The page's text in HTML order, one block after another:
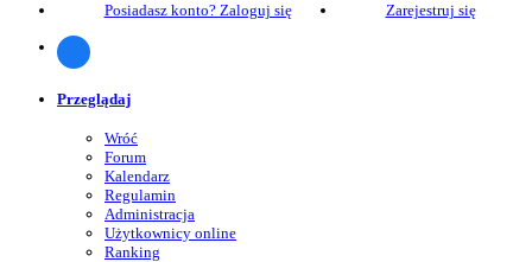
Posiadasz konto? Zaloguj się
Zarejestruj się
Przeglądaj
Wróć
Forum
Kalendarz
Regulamin
Administracja
Użytkownicy online
Ranking